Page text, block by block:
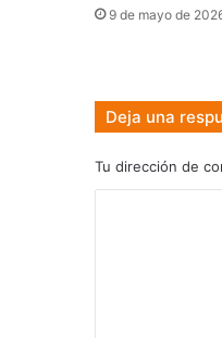
9 de mayo de
Deja una
Tu dirección de